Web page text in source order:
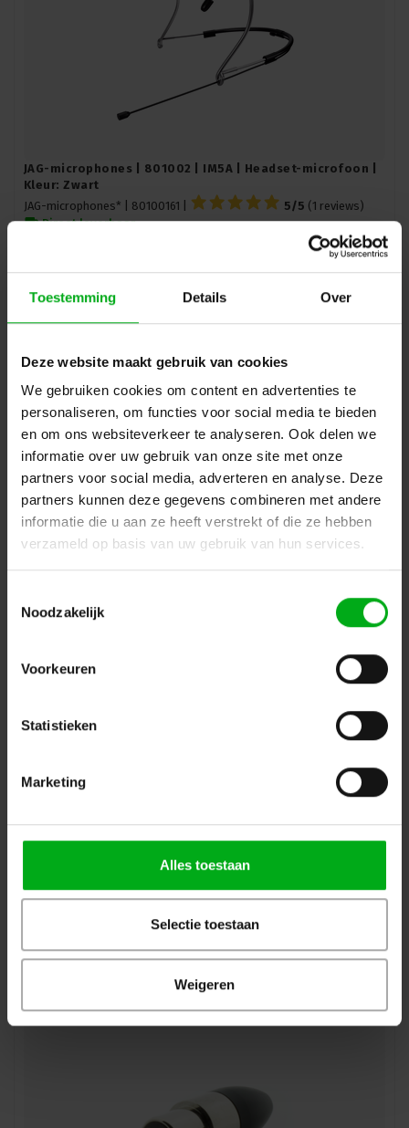
Toestemming Details Over
Deze website maakt gebruik van cookies
We gebruiken cookies om content en advertenties te
personaliseren, om functies voor social media te bieden
en om ons websiteverkeer te analyseren. Ook delen we
informatie over uw gebruik van onze site met onze
partners voor social media, adverteren en analyse. Deze
partners kunnen deze gegevens combineren met andere
informatie die u aan ze heeft verstrekt of die ze hebben
verzameld op basis van uw gebruik van hun services.
Noodzakelijk
Voorkeuren
Statistieken
Marketing
Alles toestaan
Selectie toestaan
Weigeren
JAG-microphones | 801002 | IM5A | Headset-microfoon |
Kleur: Zwart
JAG-microphones* | 80100161 5/5 (1 reviews)
Direct leverbaar
Kleur: Zwart
JAG-microphones* |801012| 4.5/5(2 reviews)
JAG-microphones | 801071 | Cable | Kleur: Beige
Login voor prijzen